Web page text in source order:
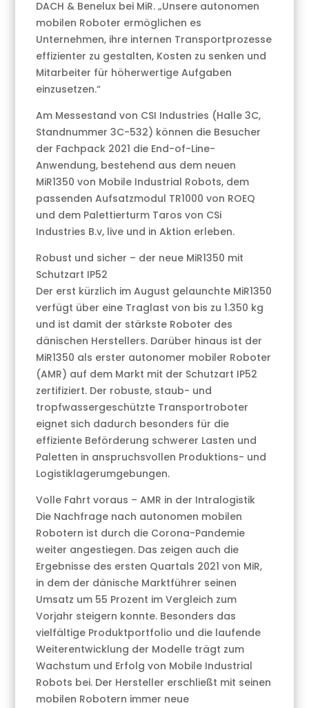
DACH & Benelux bei MiR. „Unsere autonomen
mobilen Roboter ermöglichen es
Unternehmen, ihre internen Transportprozesse
effizienter zu gestalten, Kosten zu senken und
Mitarbeiter für höherwertige Aufgaben
einzusetzen.“
Am Messestand von CSI Industries (Halle 3C,
Standnummer 3C-532) können die Besucher
der Fachpack 2021 die End-of-Line-
Anwendung, bestehend aus dem neuen
MiR1350 von Mobile Industrial Robots, dem
passenden Aufsatzmodul TR1000 von ROEQ
und dem Palettierturm Taros von CSi
Industries B.v, live und in Aktion erleben.
Robust und sicher – der neue MiR1350 mit
Schutzart IP52
Der erst kürzlich im August gelaunchte MiR1350
verfügt über eine Traglast von bis zu 1.350 kg
und ist damit der stärkste Roboter des
dänischen Herstellers. Darüber hinaus ist der
MiR1350 als erster autonomer mobiler Roboter
(AMR) auf dem Markt mit der Schutzart IP52
zertifiziert. Der robuste, staub- und
tropfwassergeschützte Transportroboter
eignet sich dadurch besonders für die
effiziente Beförderung schwerer Lasten und
Paletten in anspruchsvollen Produktions- und
Logistiklagerumgebungen.
Volle Fahrt voraus – AMR in der Intralogistik
Die Nachfrage nach autonomen mobilen
Robotern ist durch die Corona-Pandemie
weiter angestiegen. Das zeigen auch die
Ergebnisse des ersten Quartals 2021 von MiR,
in dem der dänische Marktführer seinen
Umsatz um 55 Prozent im Vergleich zum
Vorjahr steigern konnte. Besonders das
vielfältige Produktportfolio und die laufende
Weiterentwicklung der Modelle trägt zum
Wachstum und Erfolg von Mobile Industrial
Robots bei. Der Hersteller erschließt mit seinen
mobilen Robotern immer neue